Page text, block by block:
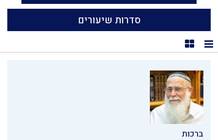
סדרות שיעורים
תצוגת רשימה
תצוגת קוביות
ברכות